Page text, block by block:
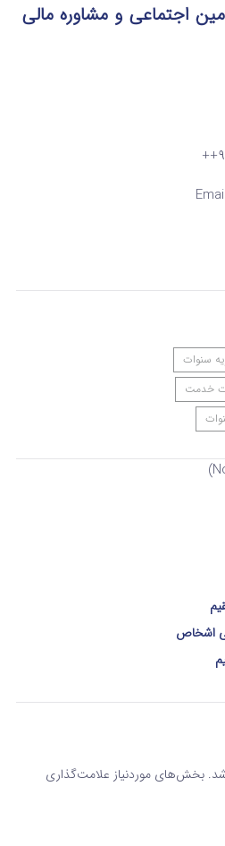
اجتماعی و مشاوره مالی
سنوات
خدمت
اشخاص
بخش‌های موردنیاز علامت‌گذاری